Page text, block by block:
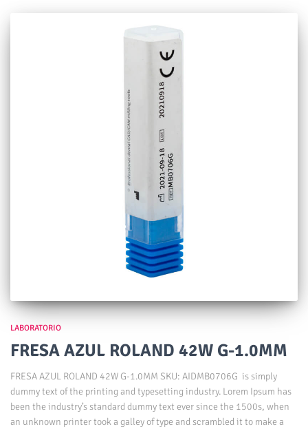
LABORATORIO
FRESA AZUL ROLAND 42W G-1.0MM
FRESA AZUL ROLAND 42W G-1.0MM SKU: AIDMB0706G is simply
dummy text of the printing and typesetting industry. Lorem Ipsum has
been the industry’s standard dummy text ever since the 1500s, when
an unknown printer took a galley of type and scrambled it to make a